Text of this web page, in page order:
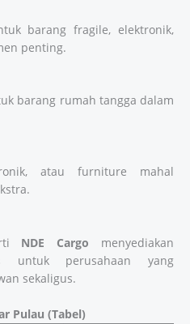
barang fragile, elektronik,
penting.
barang rumah tangga dalam
atau furniture mahal
NDE Cargo menyediakan
untuk perusahaan yang
sekaligus.
Pulau (Tabel)